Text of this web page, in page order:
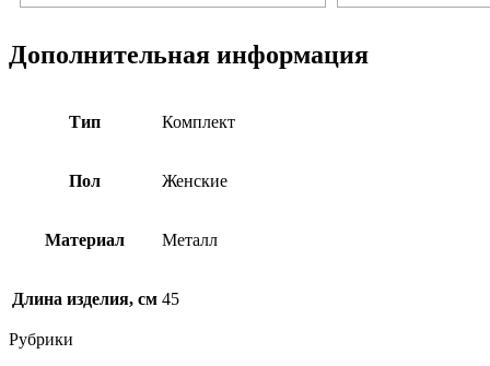
Дополнительная информация
Тип Комплект
Пол Женские
Материал Металл
Длина изделия, см 45
Рубрики